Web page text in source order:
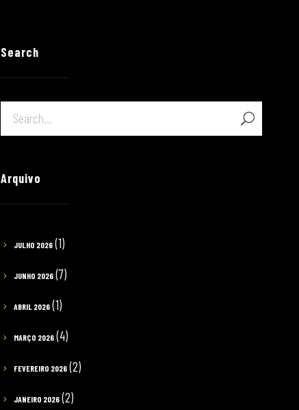
Search
Arquivo
JULHO 2026 (1)
JUNHO 2026 (7)
ABRIL 2026 (1)
MARÇO 2026 (4)
FEVEREIRO 2026 (2)
JANEIRO 2026 (2)